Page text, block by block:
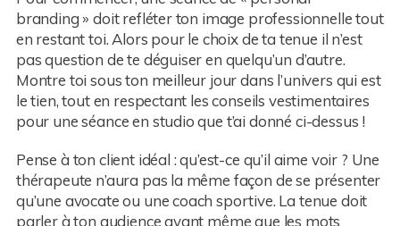
branding » doit refléter ton image professionnelle tout
en restant toi. Alors pour le choix de ta tenue il n’est
pas question de te déguiser en quelqu’un d’autre.
Montre toi sous ton meilleur jour dans l’univers qui est
le tien, tout en respectant les conseils vestimentaires
pour une séance en studio que t’ai donné ci-dessus !
Pense à ton client idéal : qu’est-ce qu’il aime voir ? Une
thérapeute n’aura pas la même façon de se présenter
qu’une avocate ou une coach sportive. La tenue doit
parler à ton audience avant même que les mots